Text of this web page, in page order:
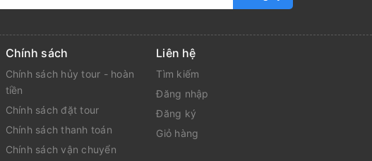
Chính sách
Chính sách hủy tour - hoàn
tiền
Chính sách đặt tour
Chính sách thanh toán
Chính sách vận chuyển
Liên hệ
Tìm kiếm
Đăng nhập
Đăng ký
Giỏ hàng